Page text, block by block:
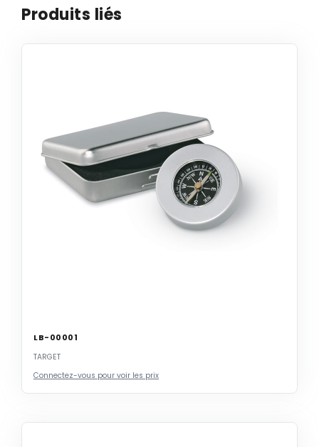
Produits liés
LB-00001
TARGET
Connectez-vous pour voir les prix